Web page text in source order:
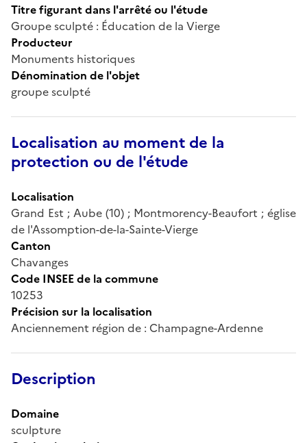
Titre figurant dans l'arrêté ou l'étude
Groupe sculpté : Éducation de la Vierge
Producteur
Monuments historiques
Dénomination de l'objet
groupe sculpté
Localisation au moment de la
protection ou de l'étude
Localisation
Grand Est ; Aube (10) ; Montmorency-Beaufort ; église
de l'Assomption-de-la-Sainte-Vierge
Canton
Chavanges
Code INSEE de la commune
10253
Précision sur la localisation
Anciennement région de : Champagne-Ardenne
Description
Domaine
sculpture